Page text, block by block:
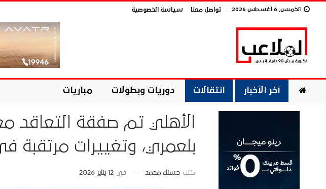
الخميس, 6 أغسطس 2026 تواصل معنا سياسة الخصوصية
آخر الأخبار انتقالات دوريات وبطولات مباريات
الأهلي تم صفقة التعاقد
بلعمري، وتغييرات مرتقبة
كتب حسناء محمد في 12 يناير 2026